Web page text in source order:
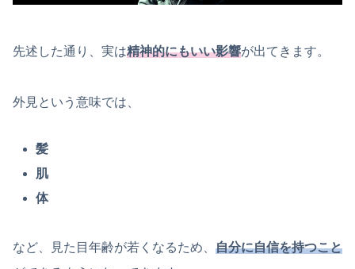
先述した通り、実は精神的にもいい影響が出てきます。
外見という意味では、
髪
肌
体
など、見た目年齢が若くなるため、 自分に自信を持つこと